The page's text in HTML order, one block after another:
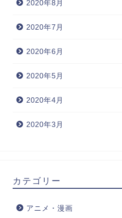
2020年8月
2020年7月
2020年6月
2020年5月
2020年4月
2020年3月
カテゴリー
アニメ・漫画